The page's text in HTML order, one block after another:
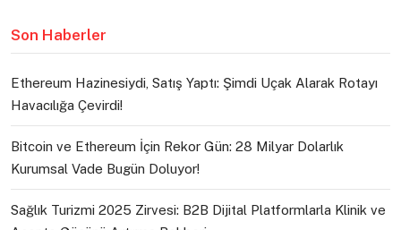
Son Haberler
Ethereum Hazinesiydi, Satış Yaptı: Şimdi Uçak Alarak Rotayı
Havacılığa Çevirdi!
Bitcoin ve Ethereum İçin Rekor Gün: 28 Milyar Dolarlık
Kurumsal Vade Bugün Doluyor!
Sağlık Turizmi 2025 Zirvesi: B2B Dijital Platformlarla Klinik ve